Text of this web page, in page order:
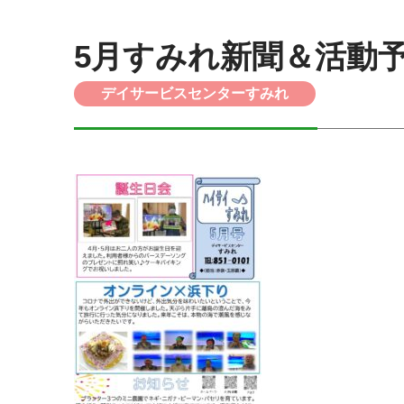
5月すみれ新聞＆活動
デイサービスセンターすみれ